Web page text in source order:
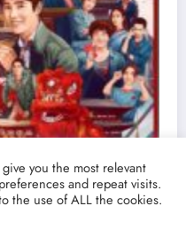
you the most relevant
and repeat visits.
the use of ALL the cookies.